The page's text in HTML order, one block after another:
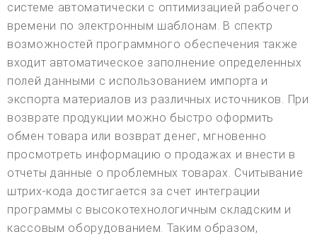
системе автоматически с оптимизацией рабочего
времени по электронным шаблонам. В спектр
возможностей программного обеспечения также
входит автоматическое заполнение определенных
полей данными с использованием импорта и
экспорта материалов из различных источников. При
возврате продукции можно быстро оформить
обмен товара или возврат денег, мгновенно
просмотреть информацию о продажах и внести в
отчеты данные о проблемных товарах. Считывание
штрих-кода достигается за счет интеграции
программы с высокотехнологичным складским и
кассовым оборудованием. Таким образом,